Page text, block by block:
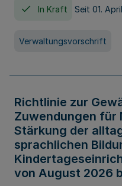
In Kraft Seit 01.
Verwaltungsvorschrift
Richtlinie zur
Zuwendungen für
Stärkung der
sprachlichen
von August 2026